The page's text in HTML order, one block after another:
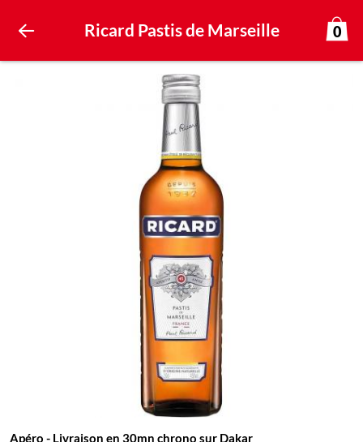
Ricard Pastis de Marseille 0
Apéro - Livraison en 30mn chrono sur Dakar